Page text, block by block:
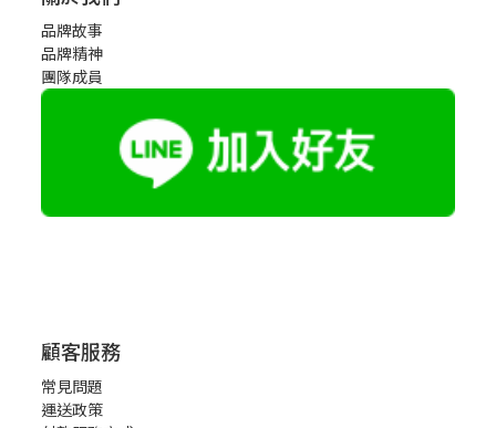
品牌故事
品牌精神
團隊成員
顧客服務
常見問題
運送政策